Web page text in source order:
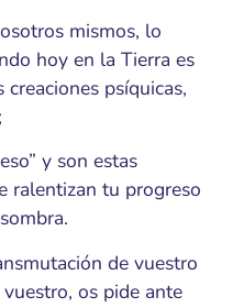
mismos, lo
hoy en la Tierra es
psíquicas,
y son estas
ralentizan tu progreso
de vuestro
os pide ante